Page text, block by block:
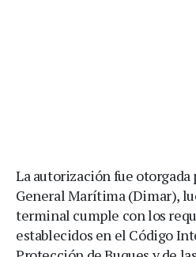
La autorización fue
General Marítima (Dimar),
terminal cumple con los
establecidos en el Código